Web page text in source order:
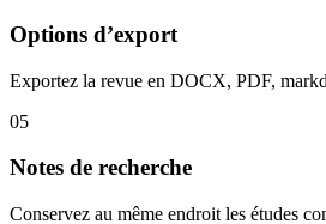
Options d’export
Exportez la revue en DOCX, PDF,
05
Notes de recherche
Conservez au même endroit les études